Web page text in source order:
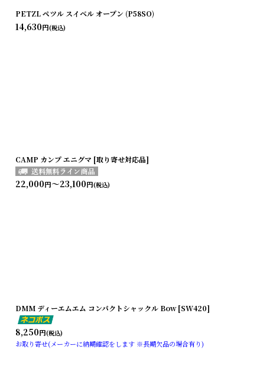
PETZL ペツル スイベル オープン (P58SO)
14,630円(税込)
CAMP カンプ エニグマ [取り寄せ対応品]
22,000円～23,100円(税込)
DMM ディーエムエム コンパクトシャックル Bow [SW420]
8,250円(税込)
お取り寄せ(メーカーに納期確認をします ※長期欠品の場合有り)